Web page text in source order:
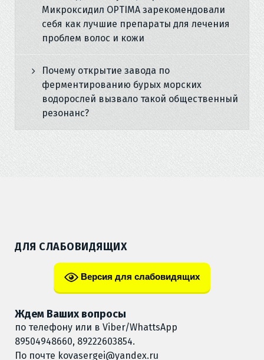
Микроксидил OPTIMA зарекомендовали
себя как лучшие препараты для лечения
проблем волос и кожи
Почему открытие завода по
ферментированию бурых морских
водорослей вызвало такой общественный
резонанс?
ДЛЯ СЛАБОВИДЯЩИХ
Версия для слабовидящих
Ждем Ваших вопросы
по телефону или в Viber/WhattsApp
89504948660, 89222603854.
По почте kovasergei@yandex.ru